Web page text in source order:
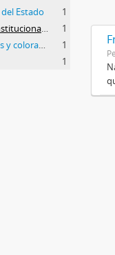
Estado
1
1
1
1